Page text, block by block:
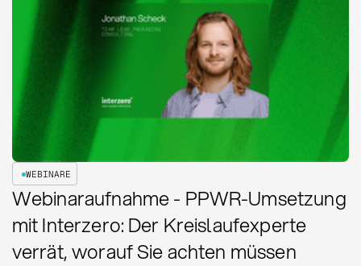
WEBINARE
Webinaraufnahme - PPWR-Umsetzung
mit Interzero: Der Kreislaufexperte
verrät, worauf Sie achten müssen